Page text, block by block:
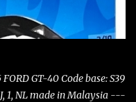
GT-40 Code base: S39
1, NL made in Malaysia ---